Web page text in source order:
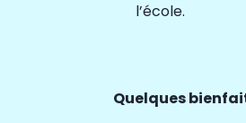
l’école.
Quelques